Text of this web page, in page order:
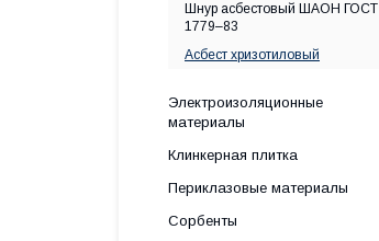
Шнур асбестовый ШАОН ГОСТ
1779–83
Асбест хризотиловый
Электроизоляционные
материалы
Клинкерная плитка
Периклазовые материалы
Сорбенты